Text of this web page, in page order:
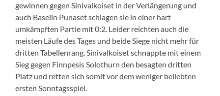
gewinnen gegen Sinivalkoiset in der Verlängerung und
auch Baselin Punaset schlagen sie in einer hart
umkämpften Partie mit 0:2. Leider reichten auch die
meisten Läufe des Tages und beide Siege nicht mehr für
dritten Tabellenrang. Sinivalkoiset schnappte mit einem
Sieg gegen Finnpesis Solothurn den besagten dritten
Platz und retten sich somit vor dem weniger beliebten
ersten Sonntagsspiel.